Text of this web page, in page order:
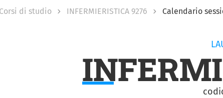
Corsi di studio INFERMIERISTICA 9276 Calendario